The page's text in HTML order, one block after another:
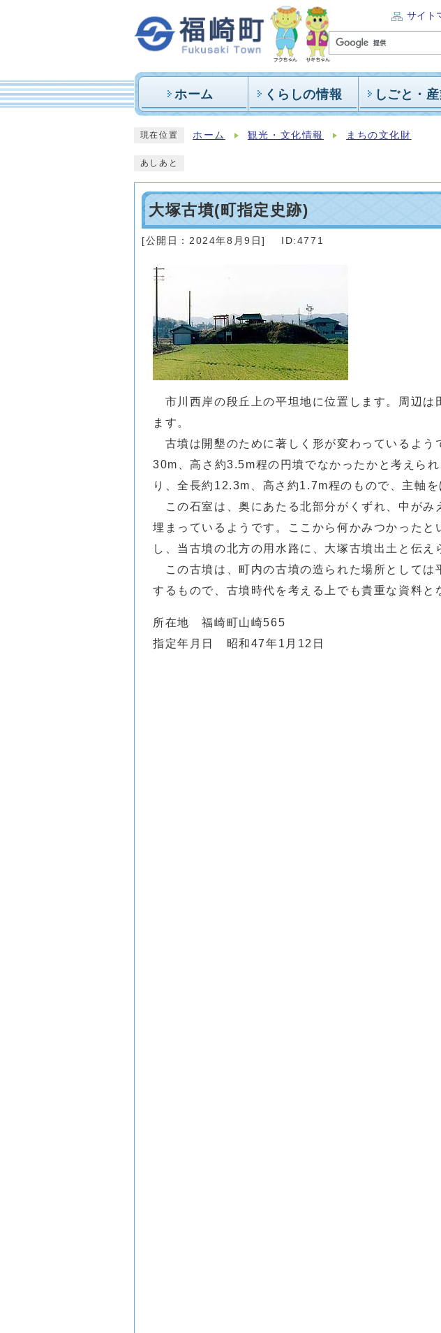
サイト
ホーム くらしの情報 しごと・
現在位置 ホーム 観光・文化情報 まちの文化財
あしあと
大塚古墳(町指定史跡)
[公開日： 2024年8月9日] ID:4771
市川西岸の段丘上の平坦地に位置します。周辺は
ます。
古墳は開墾のために著しく形が変わっているよう
30m、高さ約3.5m程の円墳でなかったかと考えら
り、全長約12.3m、高さ約1.7m程のもので、主軸
この石室は、奥にあたる北部分がくずれ、中がみ
埋まっているようです。ここから何かみつかった
し、当古墳の北方の用水路に、大塚古墳出土と伝え
この古墳は、町内の古墳の造られた場所としては
するもので、古墳時代を考える上でも貴重な資料と
所在地 福崎町山崎565
指定年月日 昭和47年1月12日